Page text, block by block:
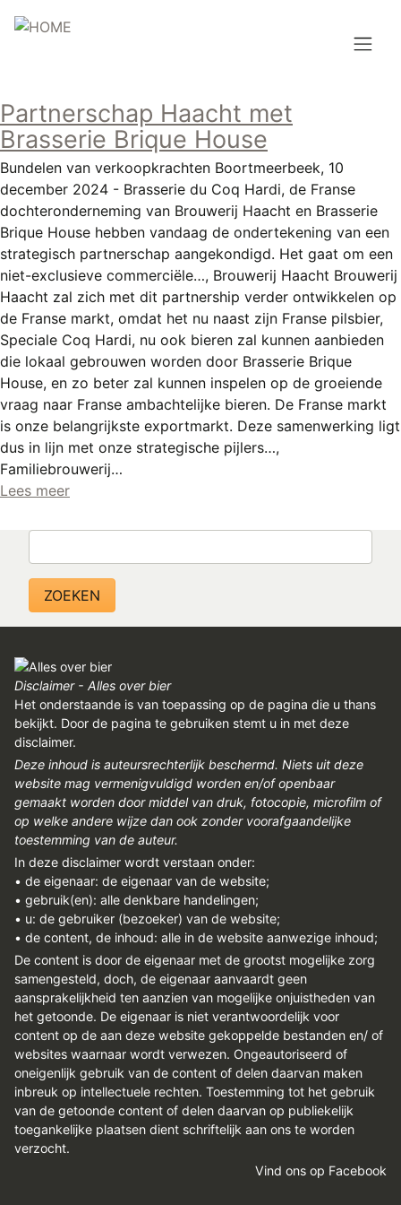
en
gaan
Topmenu
INLOGGEN
REGISTREREN
ADVERTEREN
Hoofdnavigatie
HOME
BROUWEN
BLOG
AANBOD
AGENDA
CONTACT
Partnerschap Haacht met
Brasserie Brique House
Bundelen van verkoopkrachten Boortmeerbeek, 10
december 2024 - Brasserie du Coq Hardi, de Franse
dochteronderneming van Brouwerij Haacht en Brasserie
Brique House hebben vandaag de ondertekening van een
strategisch partnerschap aangekondigd. Het gaat om een
niet-exclusieve commerciële…, Brouwerij Haacht Brouwerij
Haacht zal zich met dit partnership verder ontwikkelen op
de Franse markt, omdat het nu naast zijn Franse pilsbier,
Speciale Coq Hardi, nu ook bieren zal kunnen aanbieden
die lokaal gebrouwen worden door Brasserie Brique
House, en zo beter zal kunnen inspelen op de groeiende
vraag naar Franse ambachtelijke bieren. De Franse markt
is onze belangrijkste exportmarkt. Deze samenwerking ligt
dus in lijn met onze strategische pijlers…,
Familiebrouwerij…
Lees meer
Disclaimer - Alles over bier
Het onderstaande is van toepassing op de pagina die u thans
bekijkt. Door de pagina te gebruiken stemt u in met deze
disclaimer.
Deze inhoud is auteursrechterlijk beschermd. Niets uit deze
website mag vermenigvuldigd worden en/of openbaar
gemaakt worden door middel van druk, fotocopie, microfilm of
op welke andere wijze dan ook zonder voorafgaandelijke
toestemming van de auteur.
In deze disclaimer wordt verstaan onder:
• de eigenaar: de eigenaar van de website;
• gebruik(en): alle denkbare handelingen;
• u: de gebruiker (bezoeker) van de website;
• de content, de inhoud: alle in de website aanwezige inhoud;
De content is door de eigenaar met de grootst mogelijke zorg
samengesteld, doch, de eigenaar aanvaardt geen
aansprakelijkheid ten aanzien van mogelijke onjuistheden van
het getoonde. De eigenaar is niet verantwoordelijk voor
content op de aan deze website gekoppelde bestanden en/ of
websites waarnaar wordt verwezen. Ongeautoriseerd of
oneigenlijk gebruik van de content of delen daarvan maken
inbreuk op intellectuele rechten. Toestemming tot het gebruik
van de getoonde content of delen daarvan op publiekelijk
toegankelijke plaatsen dient schriftelijk aan ons te worden
verzocht.
Vind ons op Facebook